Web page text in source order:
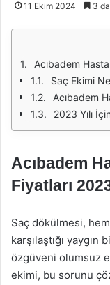
11 Ekim 2024 3
Acıbadem
Saç Ekimi
Acıbadem
2023 Yılı
Acıbadem
Fiyatları
Saç dökülmesi,
karşılaştığı
özgüveni olumsuz
ekimi, bu sorunu